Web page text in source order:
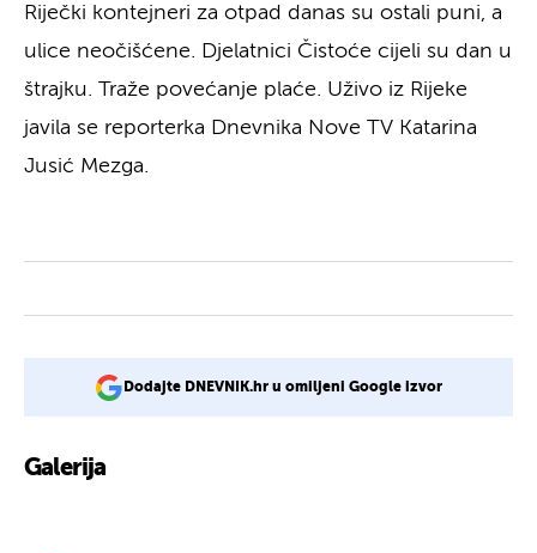
Riječki kontejneri za otpad danas su ostali puni, a
ulice neočišćene. Djelatnici Čistoće cijeli su dan u
štrajku. Traže povećanje plaće. Uživo iz Rijeke
javila se reporterka Dnevnika Nove TV Katarina
Jusić Mezga.
Dodajte DNEVNIK.hr u omiljeni Google izvor
Galerija